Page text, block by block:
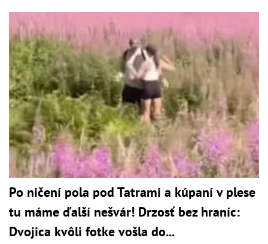
Po ničení pola pod Tatrami a kúpaní v plese
tu máme ďalší nešvár! Drzosť bez hraníc:
Dvojica kvôli fotke vošla do...